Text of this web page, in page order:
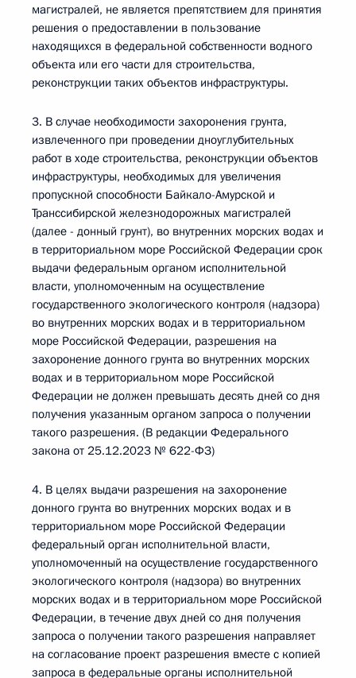
магистралей, не является препятствием для принятия
решения о предоставлении в пользование
находящихся в федеральной собственности водного
объекта или его части для строительства,
реконструкции таких объектов инфраструктуры.
3. В случае необходимости захоронения грунта,
извлеченного при проведении дноуглубительных
работ в ходе строительства, реконструкции объектов
инфраструктуры, необходимых для увеличения
пропускной способности Байкало-Амурской и
Транссибирской железнодорожных магистралей
(далее - донный грунт), во внутренних морских водах и
в территориальном море Российской Федерации срок
выдачи федеральным органом исполнительной
власти, уполномоченным на осуществление
государственного экологического контроля (надзора)
во внутренних морских водах и в территориальном
море Российской Федерации, разрешения на
захоронение донного грунта во внутренних морских
водах и в территориальном море Российской
Федерации не должен превышать десять дней со дня
получения указанным органом запроса о получении
такого разрешения. (В редакции Федерального
закона от 25.12.2023 № 622-ФЗ)
4. В целях выдачи разрешения на захоронение
донного грунта во внутренних морских водах и в
территориальном море Российской Федерации
федеральный орган исполнительной власти,
уполномоченный на осуществление государственного
экологического контроля (надзора) во внутренних
морских водах и в территориальном море Российской
Федерации, в течение двух дней со дня получения
запроса о получении такого разрешения направляет
на согласование проект разрешения вместе с копией
запроса в федеральные органы исполнительной